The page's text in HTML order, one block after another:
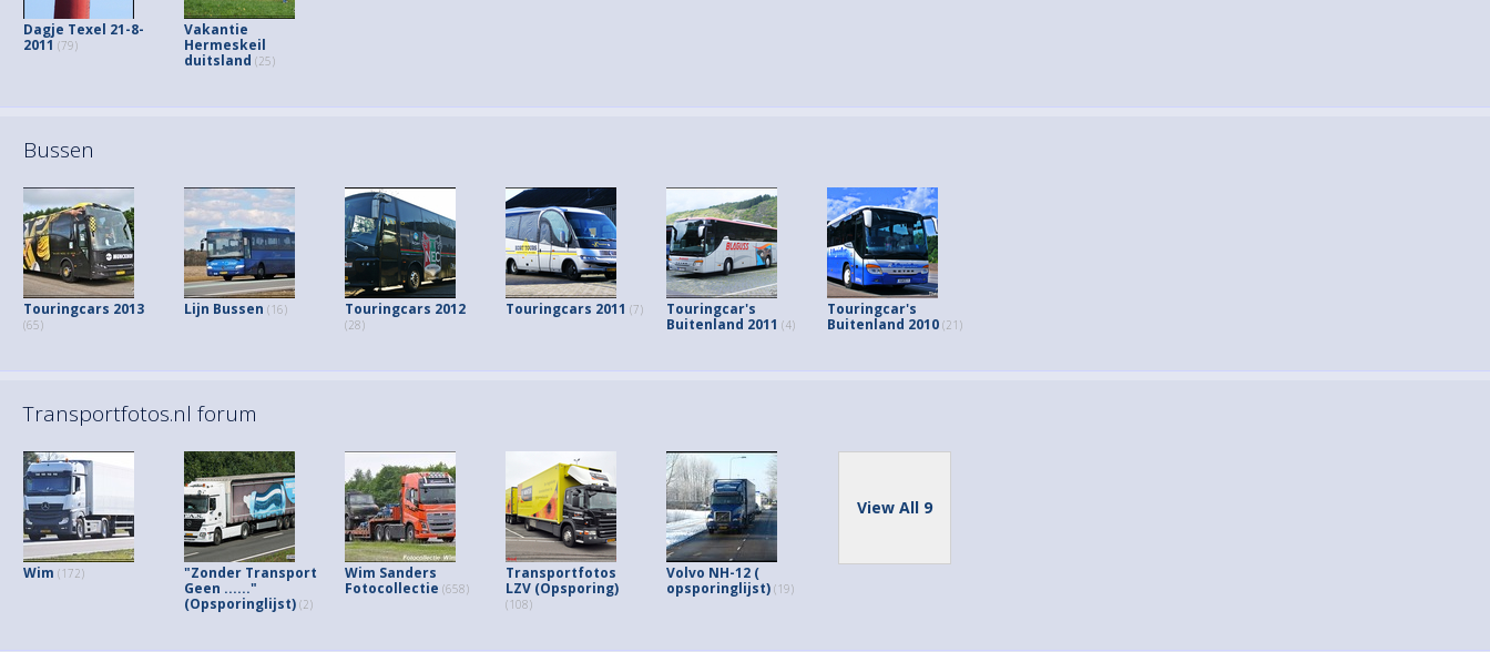
Dagje Texel 21-8-
2011 (79)
Vakantie
Hermeskeil
duitsland (25)
Bussen
Touringcars 2013
(65)
Lijn Bussen (16) Touringcars 2012
(28)
Touringcars 2011 (7)
Touringcar's
Buitenland 2011 (4)
Touringcar's
Buitenland 2010 (21)
Transportfotos.nl forum
Wim (172)
"Zonder Transport
Geen ......"
(Opsporinglijst) (2)
Wim Sanders
Fotocollectie (658)
Transportfotos
LZV (Opsporing)
(108)
Volvo NH-12 (
opsporinglijst) (19)
View All 9